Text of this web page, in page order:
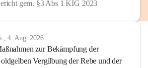
gem. §3 Abs 1 KIG 2023
4. Aug. 2026
zur Bekämpfung der
Vergilbung der Rebe und der